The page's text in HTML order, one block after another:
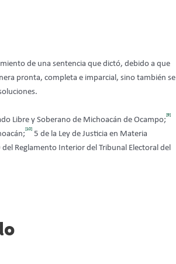
de una sentencia que dictó, debido a que
pronta, completa e imparcial, sino también se
Libre y Soberano de Michoacán de Ocampo;
[9]
[10]
5 de la Ley de Justicia en Materia
del Reglamento Interior del Tribunal Electoral del